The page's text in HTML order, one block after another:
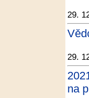
29.
29.
na